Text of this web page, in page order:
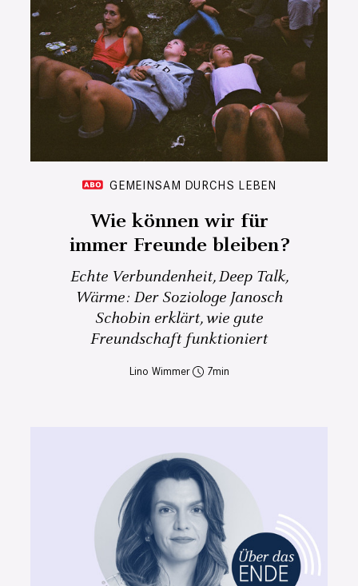
GEMEINSAM DURCHS LEBEN
Wie können wir für
immer Freunde bleiben?
Echte Verbundenheit, Deep Talk,
Wärme: Der Soziologe Janosch
Schobin erklärt, wie gute
Freundschaft funktioniert
Lino Wimmer 7